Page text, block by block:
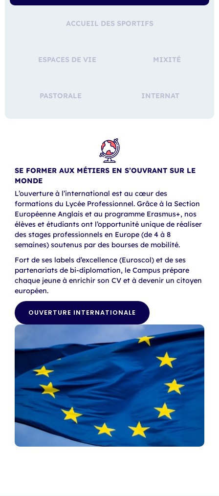
ACCUEIL DES SPORTIFS
ESPACES DE VIE MIXITÉ
PASTORALE INTERNAT
SE FORMER AUX MÉTIERS EN S’OUVRANT SUR LE
MONDE
L’ouverture à l’international est au cœur des
formations du Lycée Professionnel. Grâce à la Section
Européenne Anglais et au programme Erasmus+, nos
élèves et étudiants ont l’opportunité unique de réaliser
des stages professionnels en Europe (de 4 à 8
semaines) soutenus par des bourses de mobilité.
Fort de ses labels d’excellence (Euroscol) et de ses
partenariats de bi-diplomation, le Campus prépare
chaque jeune à enrichir son CV et à devenir un citoyen
européen.
OUVERTURE INTERNATIONALE